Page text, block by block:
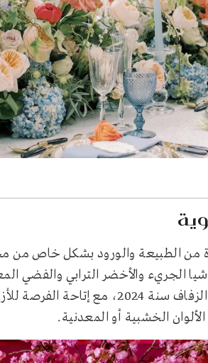
من الطبيعة والورود بشكل خاص من
الجريء والأخضر الترابي والفضي
تأثيراً كبيراً في ديكور حفلات الزفاف
الخشبية أو المعدنية.